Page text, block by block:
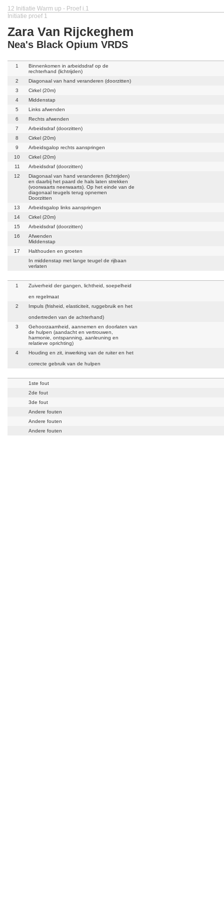
12 Initiatie Warm up - Proef i.1
Initiatie proef 1
Zara Van Rijckeghem
Nea's Black Opium VRDS
1
Binnenkomen in arbeidsdraf op de
rechterhand (lichtrijden)
2
Diagonaal van hand veranderen (doorzitten)
3
Cirkel (20m)
4
Middenstap
5
Links afwenden
6
Rechts afwenden
7
Arbeidsdraf (doorzitten)
8
Cirkel (20m)
9
Arbeidsgalop rechts aanspringen
10
Cirkel (20m)
11
Arbeidsdraf (doorzitten)
12
Diagonaal van hand veranderen (lichtrijden)
en daarbij het paard de hals laten strekken
(voorwaarts neerwaarts). Op het einde van de
diagonaal teugels terug opnemen
Doorzitten
13
Arbeidsgalop links aanspringen
14
Cirkel (20m)
15
Arbeidsdraf (doorzitten)
16
Afwenden
Middenstap
17
Halthouden en groeten
In middenstap met lange teugel de rijbaan
verlaten
1
Zuiverheid der gangen, lichtheid, soepelheid
en regelmaat
2
Impuls (frisheid, elasticiteit, ruggebruik en het
ondertreden van de achterhand)
3
Gehoorzaamheid, aannemen en doorlaten van
de hulpen (aandacht en vertrouwen,
harmonie, ontspanning, aanleuning en
relatieve oprichting)
4
Houding en zit, inwerking van de ruiter en het
correcte gebruik van de hulpen
1ste fout
2de fout
3de fout
Andere fouten
Andere fouten
Andere fouten